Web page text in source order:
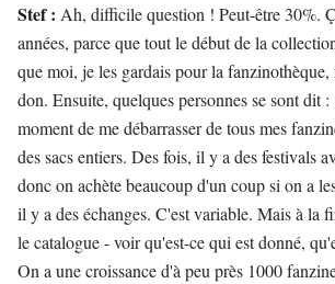
Stef : Ah, difficile question ! Peut-être 30%.
années, parce que tout le début de la
que moi, je les gardais pour la
don. Ensuite, quelques personnes se sont dit
moment de me débarrasser de tous mes
des sacs entiers. Des fois, il y a des festivals
donc on achète beaucoup d'un coup si on a
il y a des échanges. C'est variable. Mais à la
le catalogue - voir qu'est-ce qui est donné,
On a une croissance d'à peu près 1000